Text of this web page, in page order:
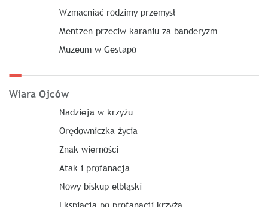
Wzmacniać rodzimy przemysł
Mentzen przeciw karaniu za banderyzm
Muzeum w Gestapo
Wiara Ojców
Nadzieja w krzyżu
Orędowniczka życia
Znak wierności
Atak i profanacja
Nowy biskup elbląski
Ekspiacja po profanacji krzyża